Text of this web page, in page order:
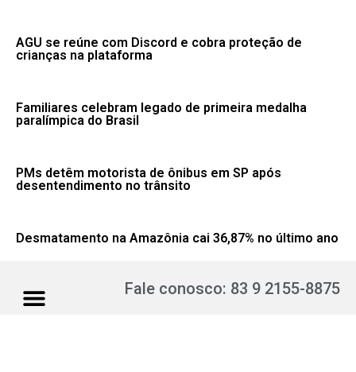
AGU se reúne com Discord e cobra proteção de
crianças na plataforma
Familiares celebram legado de primeira medalha
paralímpica do Brasil
PMs detêm motorista de ônibus em SP após
desentendimento no trânsito
Desmatamento na Amazônia cai 36,87% no último ano
Fale conosco: 83 9 2155-8875